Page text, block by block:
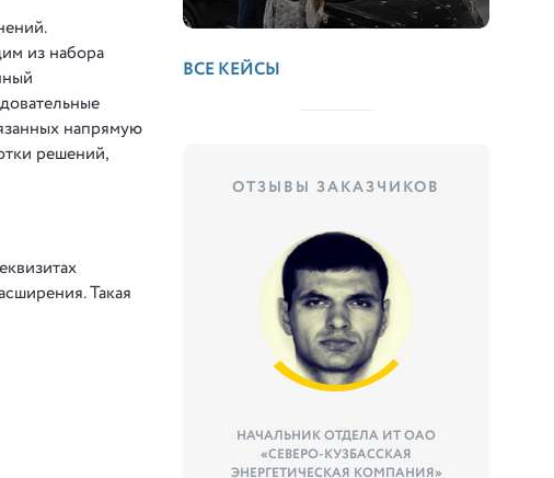
из набора
напрямую
решений,
Такая
ВСЕ КЕЙСЫ
ОТЗЫВЫ ЗАКАЗЧИКОВ
НАЧАЛЬНИК ОТДЕЛА ИТ ОАО
«СЕВЕРО-КУЗБАССКАЯ
ЭНЕРГЕТИЧЕСКАЯ КОМПАНИЯ»